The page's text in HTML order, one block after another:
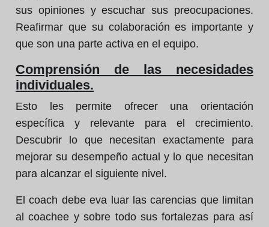
sus opiniones y escuchar sus preocupaciones.
Reafirmar que su colaboración es importante y
que son una parte activa en el equipo.
Comprensión de las necesidades
individuales.
Esto les permite ofrecer una orientación
específica y relevante para el crecimiento.
Descubrir lo que necesitan exactamente para
mejorar su desempeño actual y lo que necesitan
para alcanzar el siguiente nivel.
El coach debe eva luar las carencias que limitan
al coachee y sobre todo sus fortalezas para así